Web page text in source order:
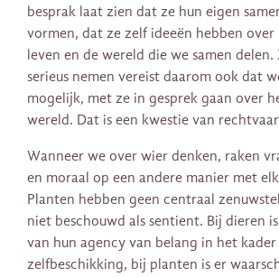
besprak laat zien dat ze hun eigen
vormen, dat ze zelf ideeën hebben over
leven en de wereld die we samen
serieus nemen vereist daarom ook dat
mogelijk, met ze in gesprek gaan over
wereld. Dat is een kwestie van
Wanneer we over wier denken, raken
en moraal op een andere manier met
Planten hebben geen centraal
niet beschouwd als sentient. Bij dieren
van hun agency van belang in het kader
zelfbeschikking, bij planten is er